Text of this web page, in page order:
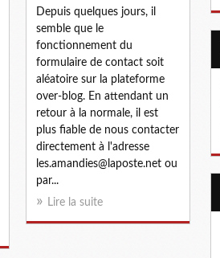
Depuis quelques jours, il
semble que le
fonctionnement du
formulaire de contact soit
aléatoire sur la plateforme
over-blog. En attendant un
retour à la normale, il est
plus fiable de nous contacter
directement à l'adresse
les.amandies@laposte.net ou
par...
Lire la suite